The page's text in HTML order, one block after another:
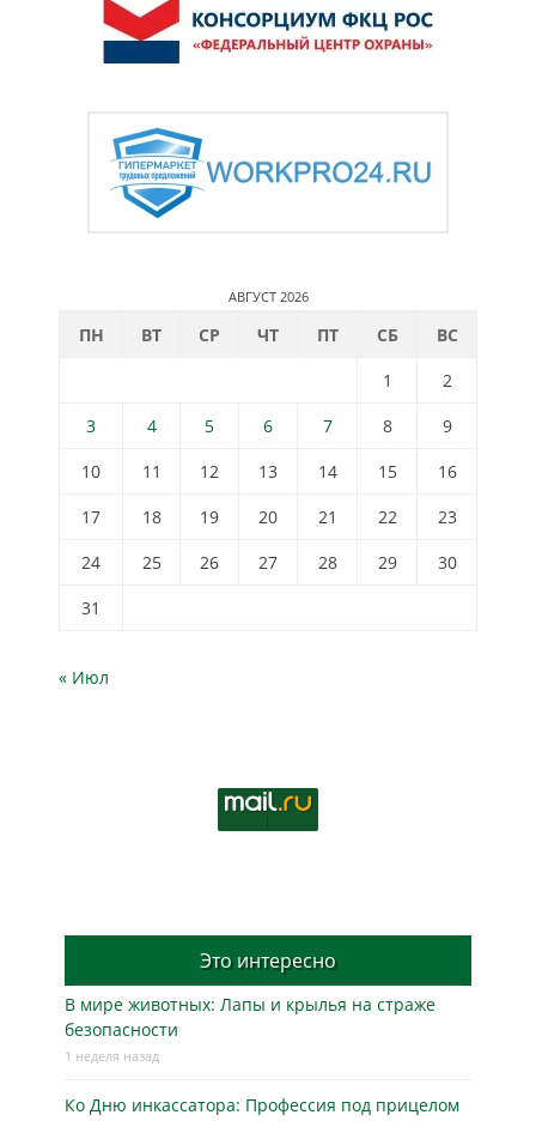
АВГУСТ 2026
ПН ВТ СР ЧТ ПТ СБ
ВС
1
2
3
4 5 6 7 8
9
10
11 12 13 14 15
16
17
18 19 20 21 22
23
24
25 26 27 28 29
30
31
« Июл
Это интересно
В мире животных: Лапы и крылья на страже
безопасности
1 неделя назад
Ко Дню инкассатора: Профессия под прицелом